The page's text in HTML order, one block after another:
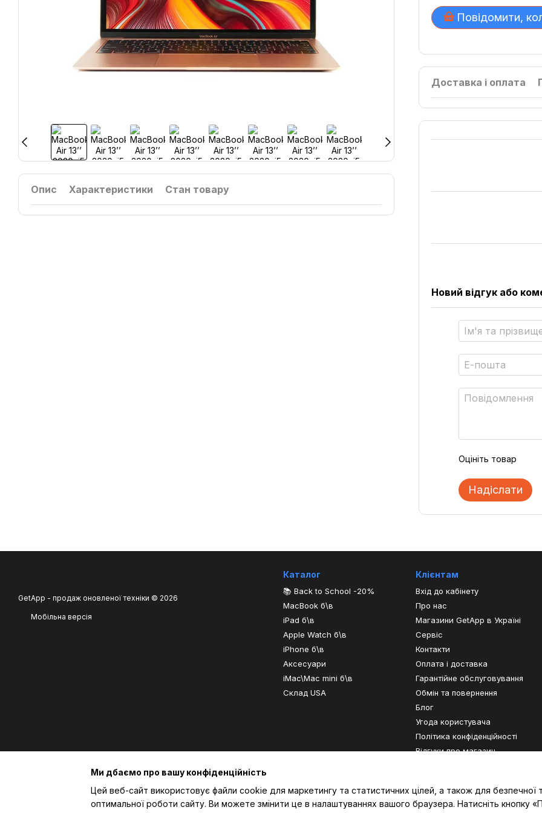
Опис Характеристики Стан товару
Повідомити,
Доставка і оплата
Новий відгук або
Оцініть товар
Надіслати
GetApp - продаж оновленої техніки © 2026
Мобільна версія
Каталог
📚 Back to School -20%
MacBook б\в
iPad б\в
Apple Watch б\в
iPhone б\в
Аксесуари
iMac\Mac mini б\в
Склад USA
Клієнтам
Вхід до кабінету
Про нас
Магазини GetApp в Україні
Сервіс
Контакти
Оплата і доставка
Гарантійне обслуговування
Обмін та повернення
Блог
Угода користувача
Політика конфіденційності
Відгуки про магазин
Ми дбаємо про вашу конфіденційність
Цей веб-сайт використовує файли cookie для маркетингу та статистичних цілей, а також для безпечної
оптимальної роботи сайту. Ви можете змінити це в налаштуваннях вашого браузера. Натисніть кнопку